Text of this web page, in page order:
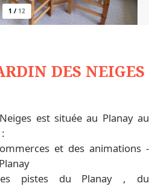
1 / 12
DES NEIGES
est située au Planay au
et des animations -
pistes du Planay , du